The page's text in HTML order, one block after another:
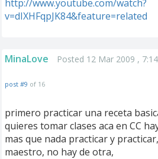
http://www.youtube.com/watch?
v=dIXHFqpJK84&feature=related
MinaLove Posted 12 Mar 2009 ,
post #9 of 16
primero practicar una receta
quieres tomar clases aca en CC
mas que nada practicar y
maestro, no hay de otra,